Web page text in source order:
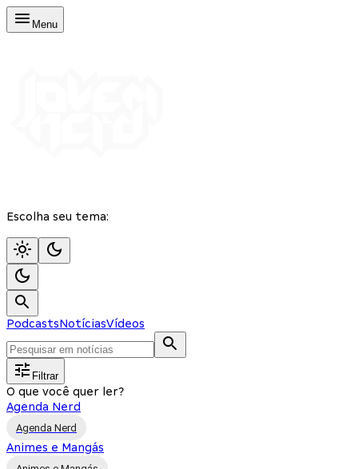
Menu
Escolha seu tema:
PodcastsNotíciasVídeos
Filtrar
O que você quer ler?
Agenda Nerd
Agenda Nerd
Animes e Mangás